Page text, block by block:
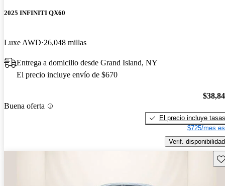
2025 INFINITI QX60
Luxe AWD 26,048 millas
Entrega a domicilio desde Grand Island, NY
El precio incluye envío de $670
Buena oferta
El precio incluye tasas
$725/mes
Verif. disponibilidad